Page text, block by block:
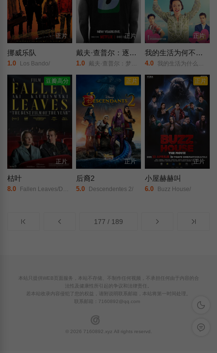
正片
挪威乐队
1.0 Los Bando/
正片
戴夫·查普尔：逐梦人
1.0 戴夫·查普尔：梦想家/戴夫·查普尔：追梦人/
正片
我的生活为何不能是一出浪漫喜剧
4.0 我的生活为什么不能是一出浪漫喜剧/
豆瓣高分
正片
枯叶
8.0 Fallen Leaves/Dead Leaves/落叶(港)/
正片
正片
后裔2
5.0 Descendentes 2/
正片
正片
小屋赫赫叫
6.0 Buzz House/
177 / 189
深色模
留言反
本站只提供WEB页面服务，本站不存储、不制作任何视频，不承担任何由于内容的合
法性及健康性所引起的争议和法律责任。
若本站收录内容侵犯了您的权益，请附说明联系邮箱，本站将第一时间处理。
联系邮箱： 7160892@qq.com
© 2026 7160892.xyz All rights reservd.